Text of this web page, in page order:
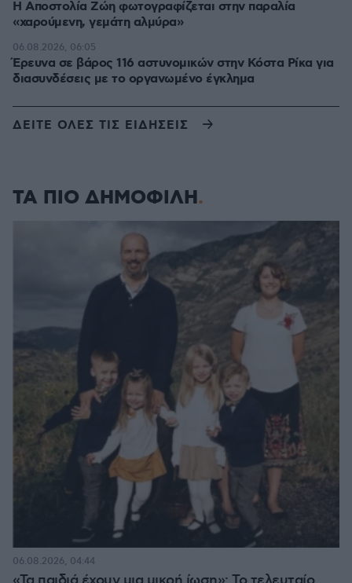
H Αποστολία Ζώη φωτογραφίζεται στην παραλία
«χαρούμενη, γεμάτη αλμύρα»
Έρευνα σε βάρος 116 αστυνομικών στην Κόστα Ρίκα για
διασυνδέσεις με το οργανωμένο έγκλημα
06.08.2026, 06:05
ΔΕΙΤΕ ΟΛΕΣ ΤΙΣ ΕΙΔΗΣΕΙΣ
ΤΑ ΠΙΟ ΔΗΜΟΦΙΛΗ
06.08.2026, 04:44